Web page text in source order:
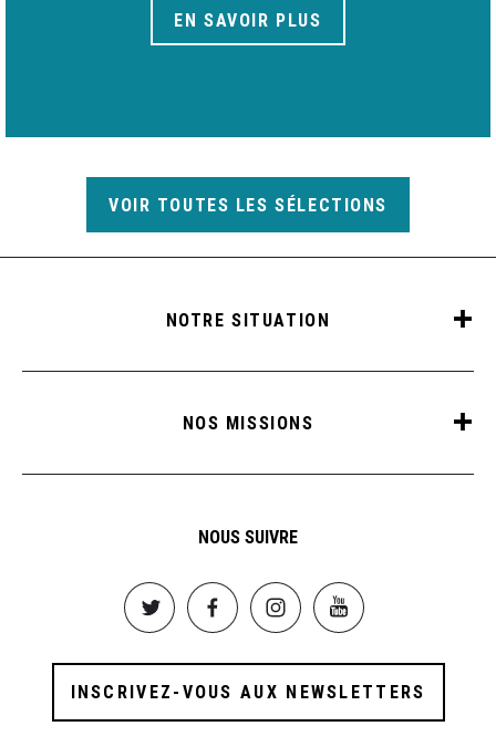
EN SAVOIR PLUS
VOIR TOUTES LES SÉLECTIONS
NOTRE SITUATION
NOS MISSIONS
NOUS SUIVRE
Image Image Image Image
INSCRIVEZ-VOUS AUX NEWSLETTERS